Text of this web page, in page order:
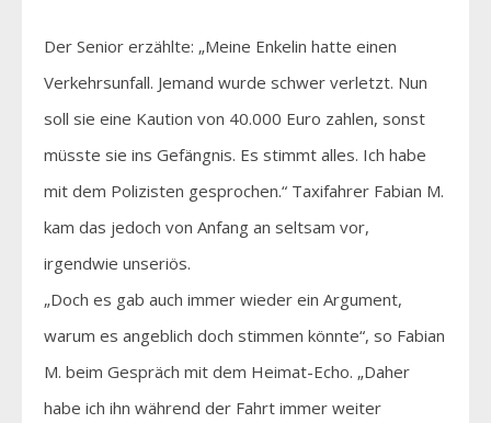
Der Senior erzählte: „Meine Enkelin hatte einen
Verkehrsunfall. Jemand wurde schwer verletzt. Nun
soll sie eine Kaution von 40.000 Euro zahlen, sonst
müsste sie ins Gefängnis. Es stimmt alles. Ich habe
mit dem Polizisten gesprochen.“ Taxifahrer Fabian M.
kam das jedoch von Anfang an seltsam vor,
irgendwie unseriös.
„Doch es gab auch immer wieder ein Argument,
warum es angeblich doch stimmen könnte“, so Fabian
M. beim Gespräch mit dem Heimat-Echo. „Daher
habe ich ihn während der Fahrt immer weiter